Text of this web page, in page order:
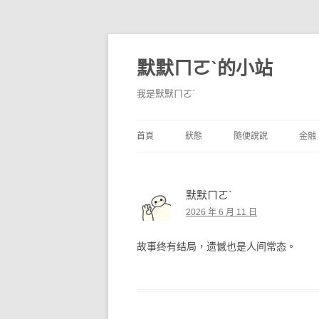
默默ㄇㄛˋ的小站
我是默默ㄇㄛˋ
首頁 狀態
獨白
隨便說說 金融
默默ㄇㄛˋ
2026 年 6 月 11 日
故事终有结局，遗憾也是人间常态。